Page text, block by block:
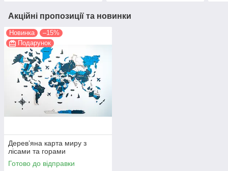
Акційні пропозиції та новинки
Новинка
–15%
Подарунок
Дерев’яна карта миру з
лісами та горами
Готово до відправки